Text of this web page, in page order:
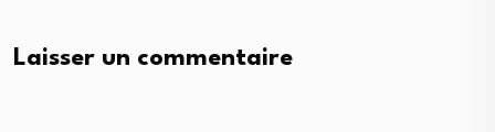
Laisser un commentaire